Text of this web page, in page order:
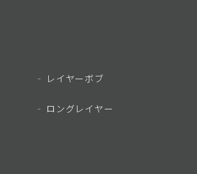
レイヤーボブ
ロングレイヤー